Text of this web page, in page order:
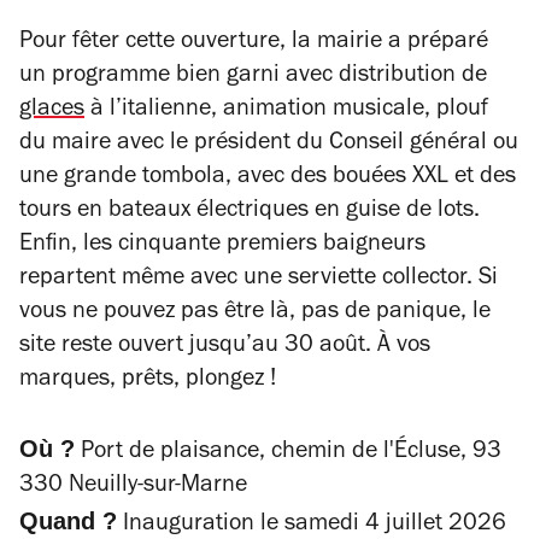
Pour fêter cette ouverture, la mairie a préparé
un programme bien garni avec distribution de
glaces à l’italienne, animation musicale, plouf
du maire avec le président du Conseil général ou
une grande tombola, avec des bouées XXL et des
tours en bateaux électriques en guise de lots.
Enfin, les cinquante premiers baigneurs
repartent même avec une serviette collector. Si
vous ne pouvez pas être là, pas de panique, le
site reste ouvert jusqu’au 30 août. À vos
marques, prêts, plongez !
Où ? Port de plaisance, chemin de l'Écluse, 93
330 Neuilly-sur-Marne
Quand ? Inauguration le samedi 4 juillet 2026